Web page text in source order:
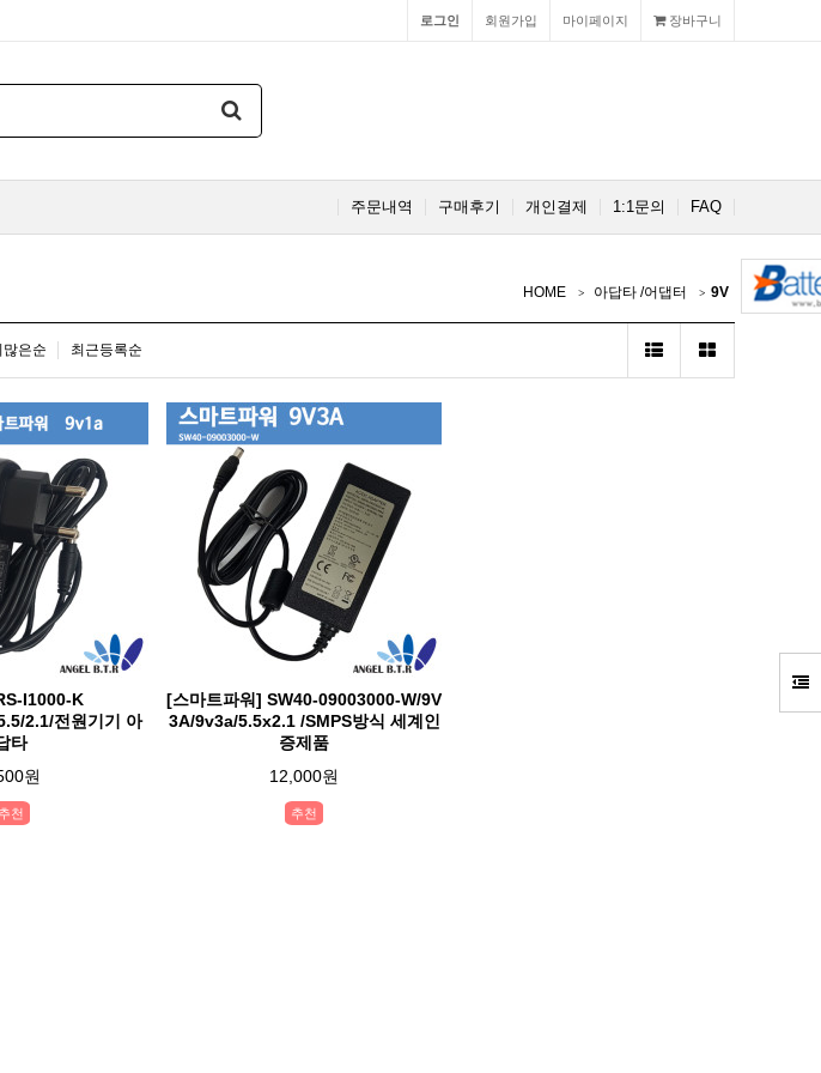
장바구니
마이페이지
회원가입
로그인
FAQ
1:1문의
개인결제
구매후기
주문내역
HOME 아답타 /어댑터 9V
많은순 최근등록순
I1000-K
2.1/전원기기 아
타
원
추천
[스마트파워] SW40-09003000-W/9V
3A/9v3a/5.5x2.1 /SMPS방식 세계인
증제품
12,000원
추천